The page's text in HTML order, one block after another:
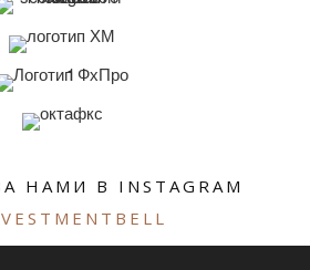
НАМИ В INSTAGRAM